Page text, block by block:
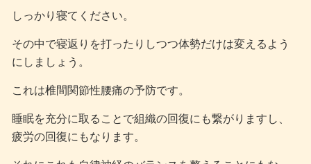
しっかり寝てください。
その中で寝返りを打ったりしつつ体勢だけは変えるよう
にしましょう。
これは椎間関節性腰痛の予防です。
睡眠を充分に取ることで組織の回復にも繋がりますし、
疲労の回復にもなります。